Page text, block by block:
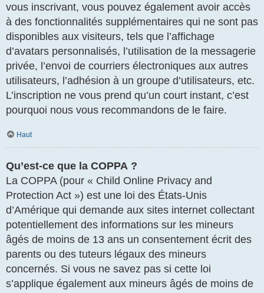
vous inscrivant, vous pouvez également avoir accès
à des fonctionnalités supplémentaires qui ne sont pas
disponibles aux visiteurs, tels que l’affichage
d’avatars personnalisés, l’utilisation de la messagerie
privée, l’envoi de courriers électroniques aux autres
utilisateurs, l’adhésion à un groupe d’utilisateurs, etc.
L’inscription ne vous prend qu’un court instant, c’est
pourquoi nous vous recommandons de le faire.
Haut
Qu’est-ce que la COPPA ?
La COPPA (pour « Child Online Privacy and
Protection Act ») est une loi des États-Unis
d’Amérique qui demande aux sites internet collectant
potentiellement des informations sur les mineurs
âgés de moins de 13 ans un consentement écrit des
parents ou des tuteurs légaux des mineurs
concernés. Si vous ne savez pas si cette loi
s’applique également aux mineurs âgés de moins de